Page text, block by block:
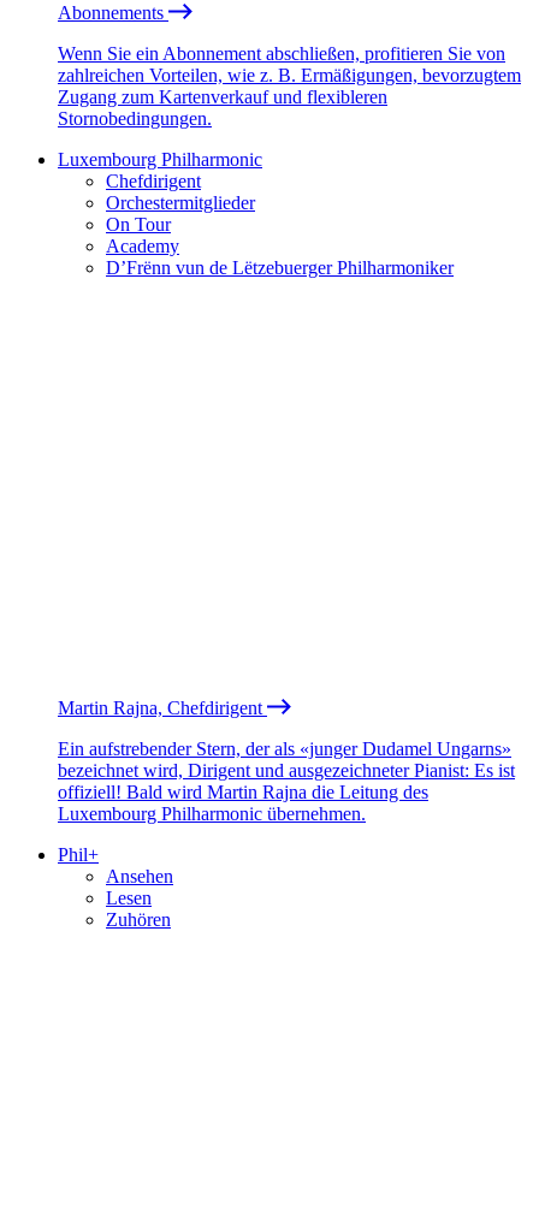
Abonnements
Wenn Sie ein Abonnement abschließen, profitieren Sie von
zahlreichen Vorteilen, wie z. B. Ermäßigungen, bevorzugtem
Zugang zum Kartenverkauf und flexibleren
Stornobedingungen.
Luxembourg Philharmonic
Chefdirigent
Orchestermitglieder
On Tour
Academy
D’Frënn vun de Lëtzebuerger Philharmoniker
Martin Rajna, Chefdirigent
Ein aufstrebender Stern, der als «junger Dudamel Ungarns»
bezeichnet wird, Dirigent und ausgezeichneter Pianist: Es ist
offiziell! Bald wird Martin Rajna die Leitung des
Luxembourg Philharmonic übernehmen.
Phil+
Ansehen
Lesen
Zuhören